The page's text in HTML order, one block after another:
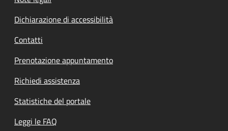
Dichiarazione di accessibilità
Contatti
Prenotazione appuntamento
Richiedi assistenza
Statistiche del portale
Leggi le FAQ